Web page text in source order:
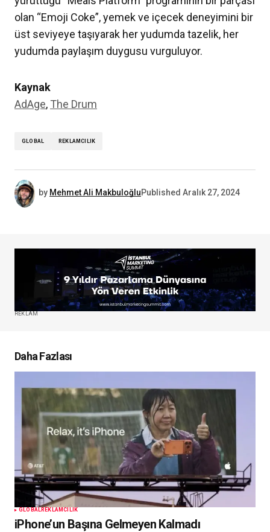
olan “Emoji Coke”, yemek ve içecek deneyimini bir
üst seviyeye taşıyarak her yudumda tazelik, her
yudumda paylaşım duygusu vurguluyor.
Kaynak
AdAge, The Drum
GLOBAL REKLAMCILIK
by Mehmet Ali MakbuloğluPublished Aralık 27, 2024
REKLAM
Daha Fazlası
GLOBAL REKLAMCILIK
iPhone’un Başına Gelmeyen Kalmadı